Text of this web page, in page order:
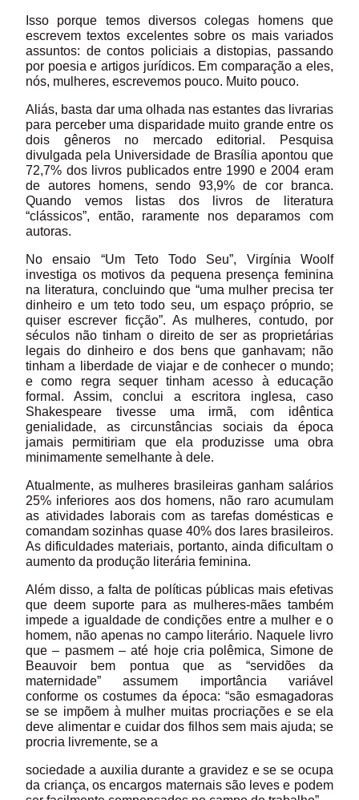
Isso porque temos diversos colegas homens que
escrevem textos excelentes sobre os mais variados
assuntos: de contos policiais a distopias, passando
por poesia e artigos jurídicos. Em comparação a eles,
nós, mulheres, escrevemos pouco. Muito pouco.
Aliás, basta dar uma olhada nas estantes das livrarias
para perceber uma disparidade muito grande entre os
dois gêneros no mercado editorial. Pesquisa
divulgada pela Universidade de Brasília apontou que
72,7% dos livros publicados entre 1990 e 2004 eram
de autores homens, sendo 93,9% de cor branca.
Quando vemos listas dos livros de literatura
“clássicos”, então, raramente nos deparamos com
autoras.
No ensaio “Um Teto Todo Seu”, Virgínia Woolf
investiga os motivos da pequena presença feminina
na literatura, concluindo que “uma mulher precisa ter
dinheiro e um teto todo seu, um espaço próprio, se
quiser escrever ficção”. As mulheres, contudo, por
séculos não tinham o direito de ser as proprietárias
legais do dinheiro e dos bens que ganhavam; não
tinham a liberdade de viajar e de conhecer o mundo;
e como regra sequer tinham acesso à educação
formal. Assim, conclui a escritora inglesa, caso
Shakespeare tivesse uma irmã, com idêntica
genialidade, as circunstâncias sociais da época
jamais permitiriam que ela produzisse uma obra
minimamente semelhante à dele.
Atualmente, as mulheres brasileiras ganham salários
25% inferiores aos dos homens, não raro acumulam
as atividades laborais com as tarefas domésticas e
comandam sozinhas quase 40% dos lares brasileiros.
As dificuldades materiais, portanto, ainda dificultam o
aumento da produção literária feminina.
Além disso, a falta de políticas públicas mais efetivas
que deem suporte para as mulheres-mães também
impede a igualdade de condições entre a mulher e o
homem, não apenas no campo literário. Naquele livro
que – pasmem – até hoje cria polêmica, Simone de
Beauvoir bem pontua que as “servidões da
maternidade” assumem importância variável
conforme os costumes da época: “são esmagadoras
se se impõem à mulher muitas procriações e se ela
deve alimentar e cuidar dos filhos sem mais ajuda; se
procria livremente, se a
sociedade a auxilia durante a gravidez e se se ocupa
da criança, os encargos maternais são leves e podem